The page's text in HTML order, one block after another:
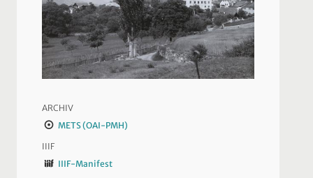
ARCHIV
METS (OAI-PMH)
IIIF
IIIF-Manifest